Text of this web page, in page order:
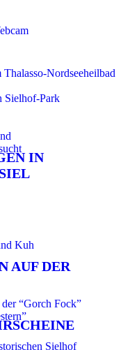
Nordseeheilbad
Sielhof-Park
IN
Kuh
AUF DER
“Gorch Fock”
Sielhof